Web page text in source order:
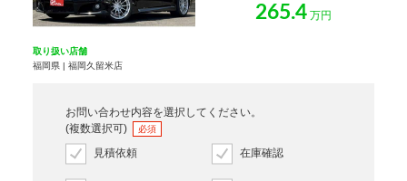
265.4万円
取り扱い店舗
福岡県 | 福岡久留米店
お問い合わせ内容を選択してください。
(複数選択可)
必須
見積依頼 在庫確認